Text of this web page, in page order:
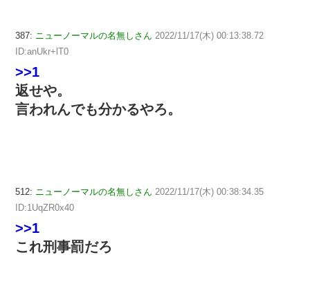
387: ニューノーマルの名無しさん 2022/11/17(木) 00:13:38.72
ID:anUkr+lT0
>>1
返せや。
言われんでも分かるやろ。
512: ニューノーマルの名無しさん 2022/11/17(木) 00:38:34.35
ID:1UqZR0x40
>>1
これ刑事罰だろ